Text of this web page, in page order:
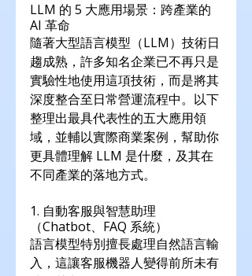
LLM 的 5 大應用場景：跨產業的
AI 革命
隨著大型語言模型（LLM）技術日
趨成熟，許多知名企業已不再只是
實驗性地使用這項技術，而是將其
深度整合至日常營運流程中。以下
整理出最具代表性的五大應用領
域，並輔以實際商業案例，幫助你
更具體理解 LLM 是什麼，及其在
不同產業的落地方式。
1. 自動客服與智慧助理
（Chatbot、FAQ 系統）
語言模型特別擅長處理自然語言輸
入，這讓客服機器人變得前所未有